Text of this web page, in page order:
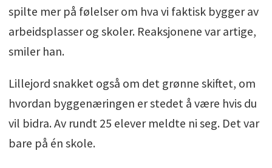
spilte mer på følelser om hva vi faktisk bygger av
arbeidsplasser og skoler. Reaksjonene var artige,
smiler han.
Lillejord snakket også om det grønne skiftet, om
hvordan byggenæringen er stedet å være hvis du
vil bidra. Av rundt 25 elever meldte ni seg. Det var
bare på én skole.